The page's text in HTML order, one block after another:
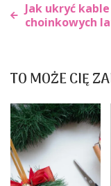
wpisu
Jak ukryć
choinkowych
TO MOŻE CIĘ